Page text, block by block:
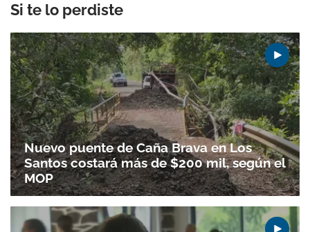
Si te lo perdiste
Nuevo puente de Caña Brava en Los
Santos costará más de $200 mil, según el
MOP